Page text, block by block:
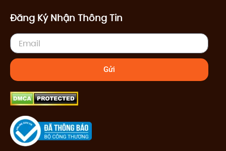
Đăng Ký Nhận Thông Tin
Email
Gửi